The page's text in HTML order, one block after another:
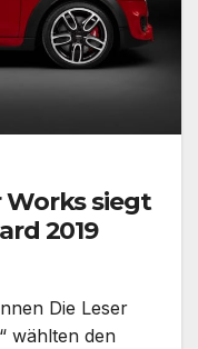
Works siegt
2019
Die Leser
wählten den